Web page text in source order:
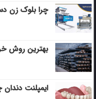
چرا بلوک زن
بهترین روش
ایمپلنت